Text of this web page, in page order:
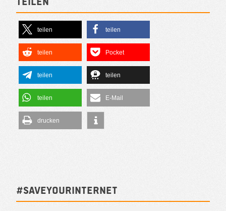
teilen teilen
teilen Pocket
teilen teilen
teilen E-Mail
drucken
#SAVEYOURINTERNET